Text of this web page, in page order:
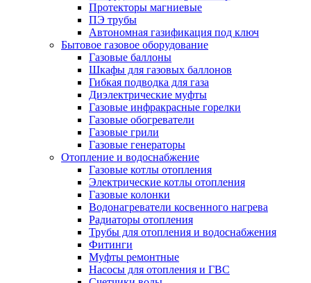
Протекторы магниевые
ПЭ трубы
Автономная газификация под ключ
Бытовое газовое оборудование
Газовые баллоны
Шкафы для газовых баллонов
Гибкая подводка для газа
Диэлектрические муфты
Газовые инфракрасные горелки
Газовые обогреватели
Газовые грили
Газовые генераторы
Отопление и водоснабжение
Газовые котлы отопления
Электрические котлы отопления
Газовые колонки
Водонагреватели косвенного нагрева
Радиаторы отопления
Трубы для отопления и водоснабжения
Фитинги
Муфты ремонтные
Насосы для отопления и ГВС